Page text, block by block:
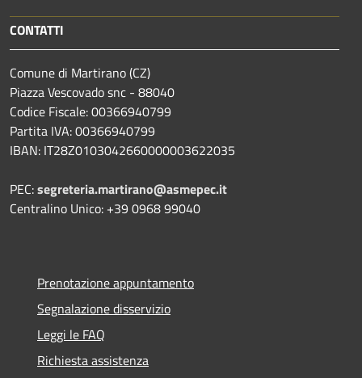
CONTATTI
Comune di Martirano (CZ)
Piazza Vescovado snc - 88040
Codice Fiscale: 00366940799
Partita IVA: 00366940799
IBAN: IT28Z0103042660000003622035
PEC:segreteria.martirano@asmepec.it
Centralino Unico: +39 0968 99040
Prenotazione appuntamento
Segnalazione disservizio
Leggi le FAQ
Richiesta assistenza